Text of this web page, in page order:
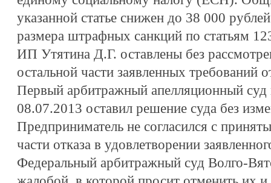
указанной статье снижен до 38 000
размера штрафных санкций по статьям
ИП Утятина Д.Г. оставлены без
остальной части заявленных требований
Первый арбитражный апелляционный суд
08.07.2013 оставил решение суда без
Предприниматель не согласился с
части отказа в удовлетворении
Федеральный арбитражный суд Волго-